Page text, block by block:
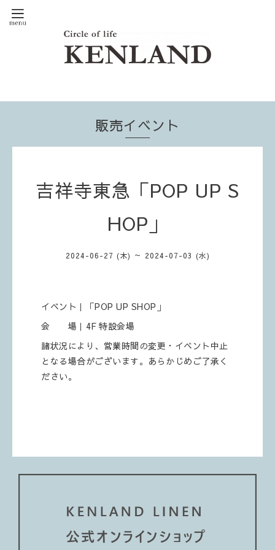
販売イベント
吉祥寺東急「POP UP S
HOP」
2024-06-27 (木) ～ 2024-07-03 (水)
イベント｜「POP UP SHOP」
会 場｜4F 特設会場
諸状況により、営業時間の変更・イベント中止
となる場合がございます。あらかじめご了承く
ださい。